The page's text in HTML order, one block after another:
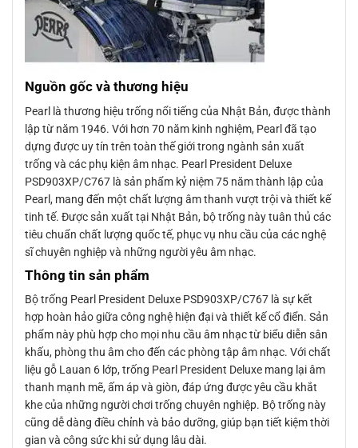
Nguồn gốc và thương hiệu
Pearl là thương hiệu trống nổi tiếng của Nhật Bản, được thành
lập từ năm 1946. Với hơn 70 năm kinh nghiệm, Pearl đã tạo
dựng được uy tín trên toàn thế giới trong ngành sản xuất
trống và các phụ kiện âm nhạc. Pearl President Deluxe
PSD903XP/C767 là sản phẩm kỷ niệm 75 năm thành lập của
Pearl, mang đến một chất lượng âm thanh vượt trội và thiết kế
tinh tế. Được sản xuất tại Nhật Bản, bộ trống này tuân thủ các
tiêu chuẩn chất lượng quốc tế, phục vụ nhu cầu của các nghệ
sĩ chuyên nghiệp và những người yêu âm nhạc.
Thông tin sản phẩm
Bộ trống Pearl President Deluxe PSD903XP/C767 là sự kết
hợp hoàn hảo giữa công nghệ hiện đại và thiết kế cổ điển. Sản
phẩm này phù hợp cho mọi nhu cầu âm nhạc từ biểu diễn sân
khấu, phòng thu âm cho đến các phòng tập âm nhạc. Với chất
liệu gỗ Lauan 6 lớp, trống Pearl President Deluxe mang lại âm
thanh mạnh mẽ, ấm áp và giòn, đáp ứng được yêu cầu khắt
khe của những người chơi trống chuyên nghiệp. Bộ trống này
cũng dễ dàng điều chỉnh và bảo dưỡng, giúp bạn tiết kiệm thời
gian và công sức khi sử dụng lâu dài.